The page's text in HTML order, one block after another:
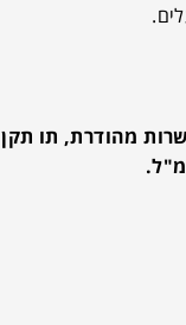
מהודרת, תו תקן